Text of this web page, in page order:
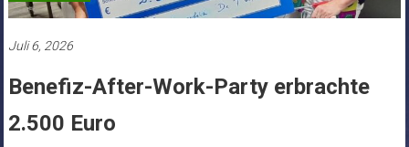
Juli 6, 2026
Benefiz-After-Work-Party erbrachte
2.500 Euro